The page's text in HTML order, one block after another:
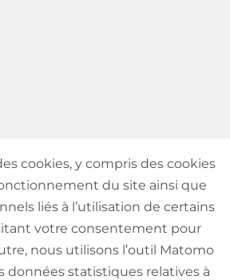
VENTE
cookies, y compris des cookies
du site ainsi que
liés à l’utilisation de certains
votre consentement pour
nous utilisons l’outil Matomo
données statistiques relatives à